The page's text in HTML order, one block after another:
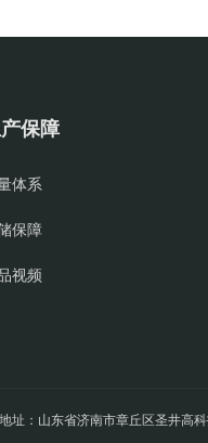
保障
体系
保障
视频
地址：山东省济南市章丘区圣井